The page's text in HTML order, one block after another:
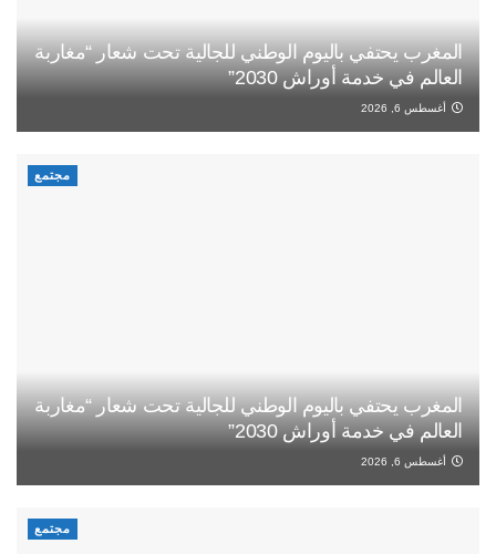
المغرب يحتفي باليوم الوطني للجالية تحت شعار “مغاربة
العالم في خدمة أوراش 2030”
أغسطس 6, 2026
مجتمع
المغرب يحتفي باليوم الوطني للجالية تحت شعار “مغاربة
العالم في خدمة أوراش 2030”
أغسطس 6, 2026
مجتمع